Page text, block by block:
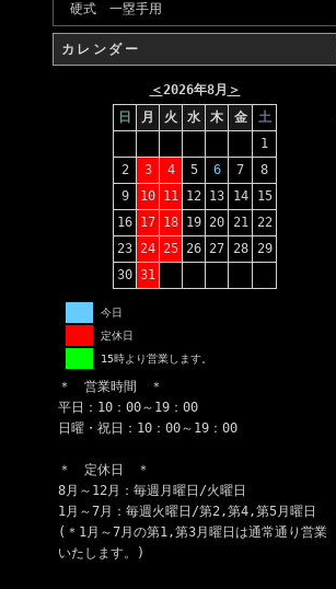
硬式 一塁手用
カレンダー
＜2026年8月 ＞
日
月 火 水 木 金
土
1
2
3 4 5 6 7
8
9
10 11 12 13 14
15
16 17 18 19 20 21
22
23 24 25 26 27 28
29
30 31
今日
定休日
15時より営業します。
＊ 営業時間 ＊
平日：10：00～19：00
日曜・祝日：10：00～19：00
＊ 定休日 ＊
8月～12月：毎週月曜日/火曜日
1月～7月：毎週火曜日/第2,第4,第5月曜日
(＊1月～7月の第1,第3月曜日は通常通り営業
いたします。)